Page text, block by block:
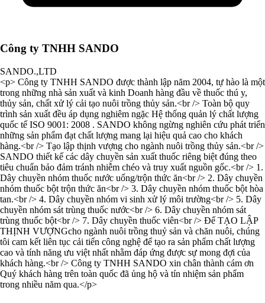
Công ty TNHH SANDO
SANDO.,LTD
<p> Công ty TNHH SANDO được thành lập năm 2004, tự hào là một
trong những nhà sản xuất và kinh Doanh hàng đầu về thuốc thú y,
thủy sản, chất xử lý cải tạo nuôi trồng thủy sản.<br /> Toàn bộ quy
trình sản xuất đều áp dụng nghiêm ngặc Hệ thống quản lý chất lượng
quốc tế ISO 9001: 2008 . SANDO không ngừng nghiên cứu phát triển
những sản phẩm đạt chất lượng mang lại hiệu quả cao cho khách
hàng.<br /> Tạo lập thịnh vượng cho ngành nuôi trồng thủy sản.<br />
SANDO thiết kế các dây chuyền sản xuất thuốc riêng biệt đúng theo
tiêu chuẩn bảo đảm tránh nhiễm chéo và truy xuất nguồn gốc.<br /> 1.
Dây chuyền nhóm thuốc nước uống/trộn thức ăn<br /> 2. Dây chuyền
nhóm thuốc bột trộn thức ăn<br /> 3. Dây chuyền nhóm thuốc bột hòa
tan.<br /> 4. Dây chuyền nhóm vi sinh xử lý môi trường<br /> 5. Dây
chuyền nhóm sát trùng thuốc nước<br /> 6. Dây chuyền nhóm sát
trùng thuốc bột<br /> 7. Dây chuyền thuốc viên<br /> Để TẠO LẬP
THỊNH VƯỢNGcho ngành nuôi trồng thuỷ sản và chăn nuôi, chúng
tôi cam kết liên tục cải tiến công nghệ để tạo ra sản phẩm chất lượng
cao và tính năng ưu việt nhất nhằm đáp ứng được sự mong đợi của
khách hàng.<br /> Công ty TNHH SANDO xin chân thành cám ơn
Quý khách hàng trên toàn quốc đã ủng hộ và tín nhiệm sản phẩm
trong nhiều năm qua.</p>